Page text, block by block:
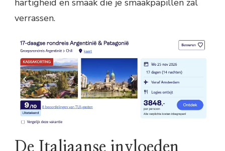
verrassen.
De Italiaanse invloeden